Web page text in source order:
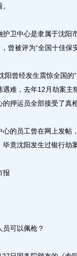
中心是隶属于沈阳市
曾被评为“全国十佳保安
曾经发生震惊全国的
遇难，去年12月劫案主
的押运员全部接受了真
员工曾在网上发帖
竟沈阳发生过银行劫
可以佩枪？